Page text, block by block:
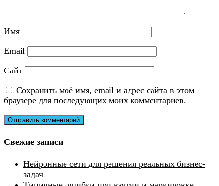
Имя
Email
Сайт
Сохранить моё имя, email и адрес сайта в этом
браузере для последующих моих комментариев.
Свежие записи
Нейронные сети для решения реальных бизнес-
задач